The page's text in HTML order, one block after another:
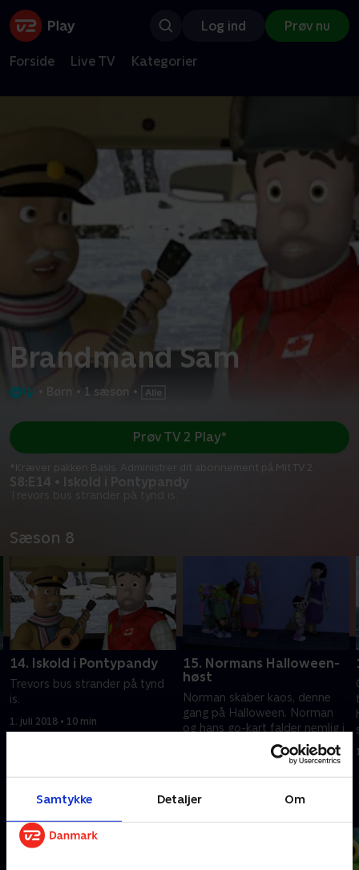
Samtykke Detaljer Om
Log ind Prøv nu
Forside Live TV Kategorier
Brandmand Sam
• Børn • 1 sæson •
S8:E14 • Iskold i Pontypandy
Prøv TV 2 Play*
*Kræver pakken Basis. Administrer dit abonnement på Mit TV 2.
Sæson 8
14. Iskold i Pontypandy
Trevors bus strander på tynd
is.
1. juli 2018 • 10 min
15. Normans Halloween-
høst
Norman skaber kaos, denne
gang på Halloween. Norman
og hans go-kart falder nemlig i
Andre så også